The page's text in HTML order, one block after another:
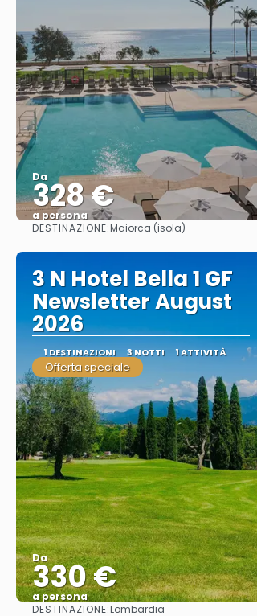
Da
328 €
a persona
Vedere
DESTINAZIONE:Maiorca (isola)
3 N Hotel Bella 1 GF
Newsletter August
2026
1 DESTINAZIONI 3 NOTTI 1 ATTIVITÀ
Offerta speciale
Da
330 €
a persona
DESTINAZIONE:Lombardia